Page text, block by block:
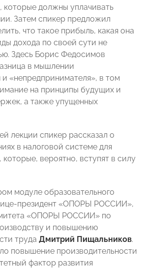
которые должны уплачивать
Затем спикер предложил
что такое прибыль, какая она
дохода по своей сути не
Здесь Борис Федосимов
в мышлении
«непредпринимателя», в том
на принципы будущих и
а также упущенных
лекции спикер рассказал о
в налоговой системе для
которые, вероятно, вступят в силу
модуле образовательного
президент «ОПОРЫ РОССИИ»,
«ОПОРЫ РОССИИ» по
и повышению
труда Дмитрий Пищальников.
повышение производительности
фактор развития